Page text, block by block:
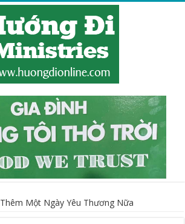
Thêm Một Ngày Yêu Thương Nữa